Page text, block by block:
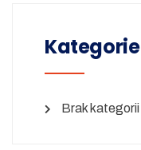
Kategorie
Brak kategorii